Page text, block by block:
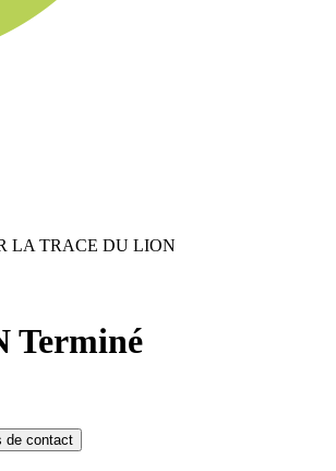
LA TRACE DU LION
Terminé
de contact